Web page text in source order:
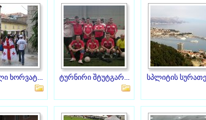
ხორვატ... ტურნირი შტუტგარ... სპლიტის